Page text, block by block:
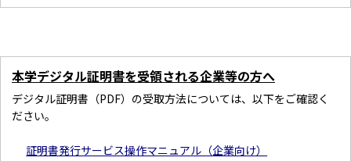
本学デジタル証明書を受領される企業等の方へ
デジタル証明書（PDF）の受取方法については、以下をご確認く
ださい。
証明書発行サービス操作マニュアル（企業向け）